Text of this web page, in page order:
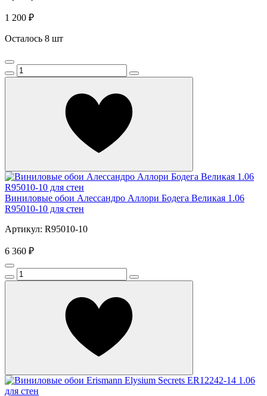
1 200 ₽
Осталось 8 шт
Виниловые обои Алессандро Аллори Бодега Великая 1.06
R95010-10 для стен
Артикул: R95010-10
6 360 ₽